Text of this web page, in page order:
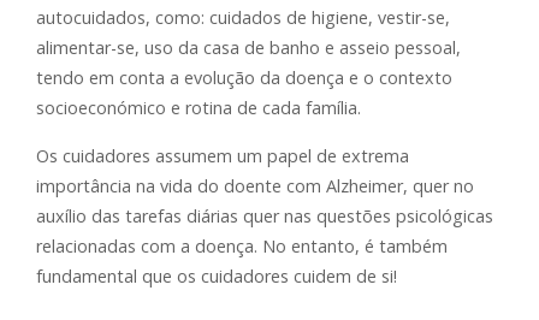
autocuidados, como: cuidados de higiene, vestir-se,
alimentar-se, uso da casa de banho e asseio pessoal,
tendo em conta a evolução da doença e o contexto
socioeconómico e rotina de cada família.
Os cuidadores assumem um papel de extrema
importância na vida do doente com Alzheimer, quer no
auxílio das tarefas diárias quer nas questões psicológicas
relacionadas com a doença. No entanto, é também
fundamental que os cuidadores cuidem de si!